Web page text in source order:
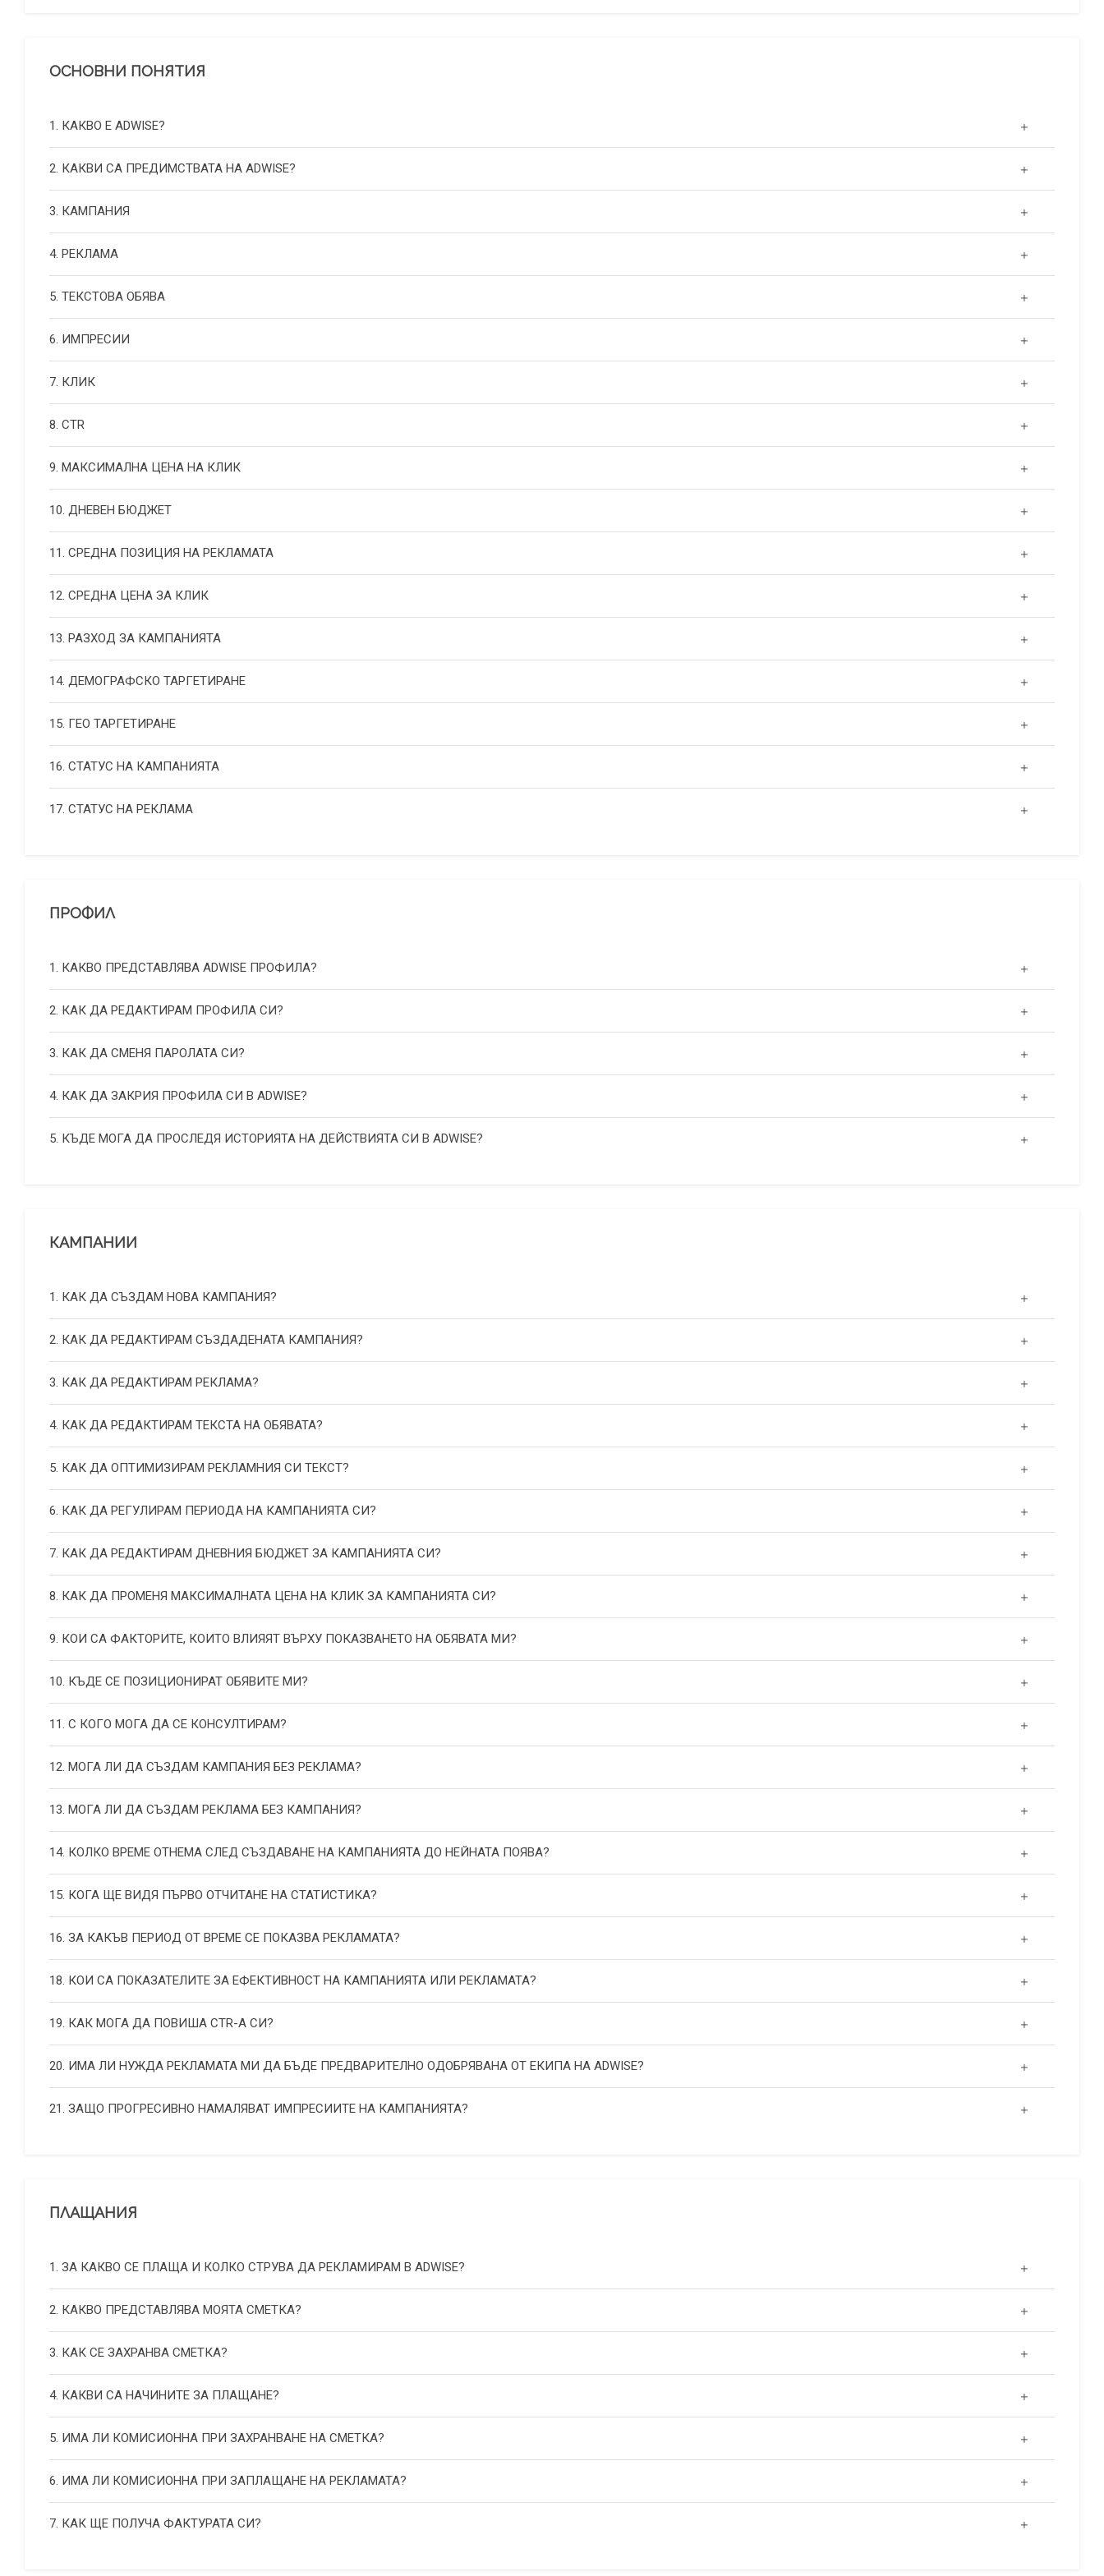
ОСНОВНИ ПОНЯТИЯ
1. КАКВО Е ADWISE?
2. КАКВИ СА ПРЕДИМСТВАТА НА ADWISE?
3. КАМПАНИЯ
4. РЕКЛАМА
5. ТЕКСТОВА ОБЯВА
6. ИМПРЕСИИ
7. КЛИК
8. CTR
9. МАКСИМАЛНА ЦЕНА НА КЛИК
10. ДНЕВЕН БЮДЖЕТ
11. СРЕДНА ПОЗИЦИЯ НА РЕКЛАМАТА
12. СРЕДНА ЦЕНА ЗА КЛИК
13. РАЗХОД ЗА КАМПАНИЯТА
14. ДЕМОГРАФСКО ТАРГЕТИРАНЕ
15. ГЕО ТАРГЕТИРАНЕ
16. СТАТУС НА КАМПАНИЯТА
17. СТАТУС НА РЕКЛАМА
ПРОФИЛ
1. КАКВО ПРЕДСТАВЛЯВА ADWISE ПРОФИЛА?
2. КАК ДА РЕДАКТИРАМ ПРОФИЛА СИ?
3. КАК ДА СМЕНЯ ПАРОЛАТА СИ?
4. КАК ДА ЗАКРИЯ ПРОФИЛА СИ В ADWISE?
5. КЪДЕ МОГА ДА ПРОСЛЕДЯ ИСТОРИЯТА НА ДЕЙСТВИЯТА СИ В ADWISE?
КАМПАНИИ
1. КАК ДА СЪЗДАМ НОВА КАМПАНИЯ?
2. КАК ДА РЕДАКТИРАМ СЪЗДАДЕНАТА КАМПАНИЯ?
3. КАК ДА РЕДАКТИРАМ РЕКЛАМА?
4. КАК ДА РЕДАКТИРАМ ТЕКСТА НА ОБЯВАТА?
5. КАК ДА ОПТИМИЗИРАМ РЕКЛАМНИЯ СИ ТЕКСТ?
6. КАК ДА РЕГУЛИРАМ ПЕРИОДА НА КАМПАНИЯТА СИ?
7. КАК ДА РЕДАКТИРАМ ДНЕВНИЯ БЮДЖЕТ ЗА КАМПАНИЯТА СИ?
8. КАК ДА ПРОМЕНЯ МАКСИМАЛНАТА ЦЕНА НА КЛИК ЗА КАМПАНИЯТА СИ?
9. КОИ СА ФАКТОРИТЕ, КОИТО ВЛИЯЯТ ВЪРХУ ПОКАЗВАНЕТО НА ОБЯВАТА МИ?
10. КЪДЕ СЕ ПОЗИЦИОНИРАТ ОБЯВИТЕ МИ?
11. С КОГО МОГА ДА СЕ КОНСУЛТИРАМ?
12. МОГА ЛИ ДА СЪЗДАМ КАМПАНИЯ БЕЗ РЕКЛАМА?
13. МОГА ЛИ ДА СЪЗДАМ РЕКЛАМА БЕЗ КАМПАНИЯ?
14. КОЛКО ВРЕМЕ ОТНЕМА СЛЕД СЪЗДАВАНЕ НА КАМПАНИЯТА ДО НЕЙНАТА ПОЯВА?
15. КОГА ЩЕ ВИДЯ ПЪРВО ОТЧИТАНЕ НА СТАТИСТИКА?
16. ЗА КАКЪВ ПЕРИОД ОТ ВРЕМЕ СЕ ПОКАЗВА РЕКЛАМАТА?
18. КОИ СА ПОКАЗАТЕЛИТЕ ЗА ЕФЕКТИВНОСТ НА КАМПАНИЯТА ИЛИ РЕКЛАМАТА?
19. КАК МОГА ДА ПОВИША СТR-А СИ?
20. ИМА ЛИ НУЖДА РЕКЛАМАТА МИ ДА БЪДЕ ПРЕДВАРИТЕЛНО ОДОБРЯВАНА ОТ ЕКИПА НА ADWISE?
21. ЗАЩО ПРОГРЕСИВНО НАМАЛЯВАТ ИМПРЕСИИТЕ НА КАМПАНИЯТА?
ПЛАЩАНИЯ
1. ЗА КАКВО СЕ ПЛАЩА И КОЛКО СТРУВА ДА РЕКЛАМИРАМ В ADWISE?
2. КАКВО ПРЕДСТАВЛЯВА МОЯТА СМЕТКА?
3. КАК СЕ ЗАХРАНВА СМЕТКА?
4. КАКВИ СА НАЧИНИТЕ ЗА ПЛАЩАНЕ?
5. ИМА ЛИ КОМИСИОННА ПРИ ЗАХРАНВАНЕ НА СМЕТКА?
6. ИМА ЛИ КОМИСИОННА ПРИ ЗАПЛАЩАНЕ НА РЕКЛАМАТА?
7. КАК ЩЕ ПОЛУЧА ФАКТУРАТА СИ?